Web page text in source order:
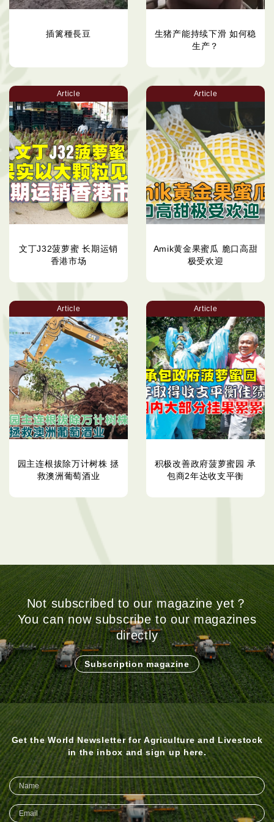
插篱種長豆
生猪产能持续下滑 如何稳
生产？
Article
文丁J32菠萝蜜 长期运销
香港市场
Article
Amik黄金果蜜瓜 脆口高甜
极受欢迎
Article
园主连根拔除万计树株 拯
救澳洲葡萄酒业
Article
积极改善政府菠萝蜜园 承
包商2年达收支平衡
Not subscribed to our magazine yet？
You can now subscribe to our magazines
directly
Subscription magazine
Get the World Newsletter for Agriculture and Livestock
in the inbox and sign up here.